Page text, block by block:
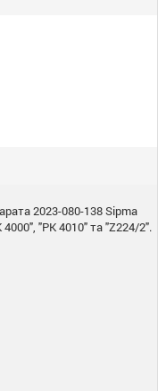
2023-080-138 Sipma
"PK 4010" та "Z224/2".